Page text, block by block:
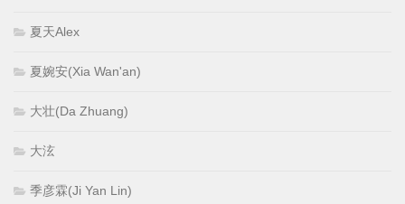
夏天Alex
夏婉安(Xia Wan'an)
大壮(Da Zhuang)
大泫
季彦霖(Ji Yan Lin)